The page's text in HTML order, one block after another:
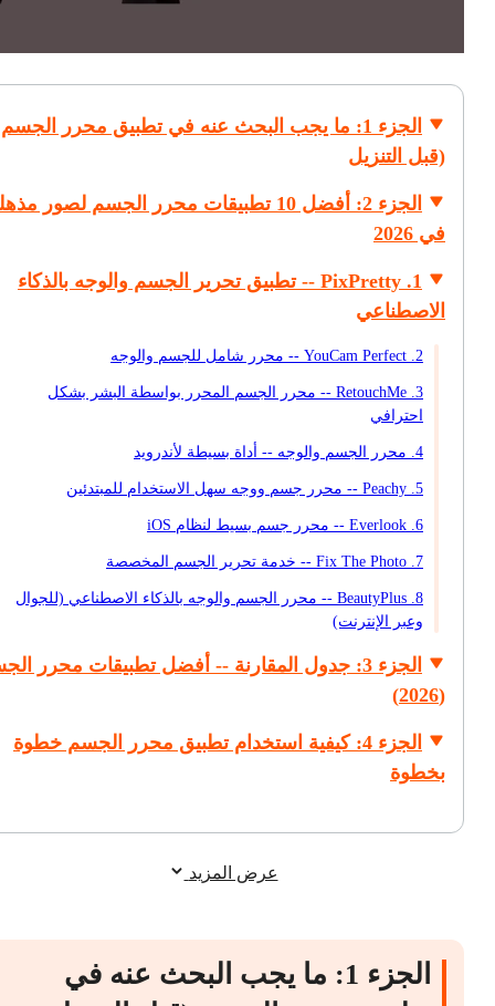
الجزء 1: ما يجب البحث عنه في تطبيق محرر الجسم
(قبل التنزيل
الجزء 2: أفضل 10 تطبيقات محرر الجسم لصور
في 2026
1. PixPretty -- تطبيق تحرير الجسم والوجه بالذكاء
الاصطناعي
2. YouCam Perfect -- محرر شامل للجسم والوجه
3. RetouchMe -- محرر الجسم المحرر بواسطة البشر بشكل
احترافي
4. محرر الجسم والوجه -- أداة بسيطة لأندرويد
5. Peachy -- محرر جسم ووجه سهل الاستخدام للمبتدئين
6. Everlook -- محرر جسم بسيط لنظام iOS
7. Fix The Photo -- خدمة تحرير الجسم المخصصة
8. BeautyPlus -- محرر الجسم والوجه بالذكاء الاصطناعي (للجوال
وعبر الإنترنت)
الجزء 3: جدول المقارنة -- أفضل تطبيقات محرر
(2026)
الجزء 4: كيفية استخدام تطبيق محرر الجسم خطوة
بخطوة
عرض المزيد
الجزء 1: ما يجب البحث عنه في